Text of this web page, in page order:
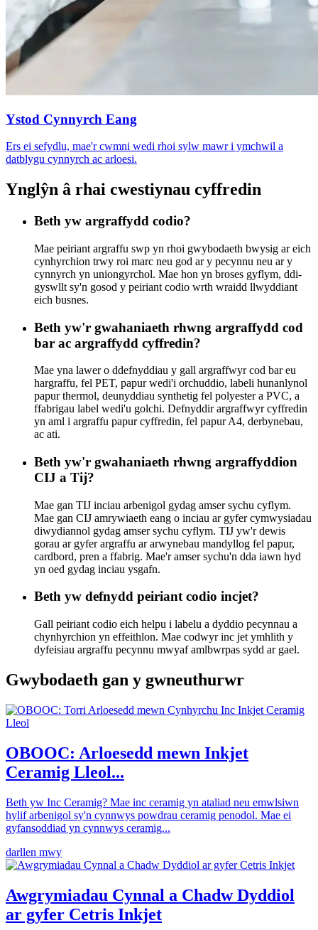
Ystod Cynnyrch Eang
Ers ei sefydlu, mae'r cwmni wedi rhoi sylw mawr i ymchwil a
datblygu cynnyrch ac arloesi.
Ynglŷn â rhai cwestiynau cyffredin
Beth yw argraffydd codio?
Mae peiriant argraffu swp yn rhoi gwybodaeth bwysig ar eich
cynhyrchion trwy roi marc neu god ar y pecynnu neu ar y
cynnyrch yn uniongyrchol. Mae hon yn broses gyflym, ddi-
gyswllt sy'n gosod y peiriant codio wrth wraidd llwyddiant
eich busnes.
Beth yw'r gwahaniaeth rhwng argraffydd cod
bar ac argraffydd cyffredin?
Mae yna lawer o ddefnyddiau y gall argraffwyr cod bar eu
hargraffu, fel PET, papur wedi'i orchuddio, labeli hunanlynol
papur thermol, deunyddiau synthetig fel polyester a PVC, a
ffabrigau label wedi'u golchi. Defnyddir argraffwyr cyffredin
yn aml i argraffu papur cyffredin, fel papur A4, derbynebau,
ac ati.
Beth yw'r gwahaniaeth rhwng argraffyddion
CIJ a Tij?
Mae gan TIJ inciau arbenigol gydag amser sychu cyflym.
Mae gan CIJ amrywiaeth eang o inciau ar gyfer cymwysiadau
diwydiannol gydag amser sychu cyflym. TIJ yw'r dewis
gorau ar gyfer argraffu ar arwynebau mandyllog fel papur,
cardbord, pren a ffabrig. Mae'r amser sychu'n dda iawn hyd
yn oed gydag inciau ysgafn.
Beth yw defnydd peiriant codio incjet?
Gall peiriant codio eich helpu i labelu a dyddio pecynnau a
chynhyrchion yn effeithlon. Mae codwyr inc jet ymhlith y
dyfeisiau argraffu pecynnu mwyaf amlbwrpas sydd ar gael.
Gwybodaeth gan y gwneuthurwr
OBOOC: Arloesedd mewn Inkjet
Ceramig Lleol...
Beth yw Inc Ceramig? Mae inc ceramig yn ataliad neu emwlsiwn
hylif arbenigol sy'n cynnwys powdrau ceramig penodol. Mae ei
gyfansoddiad yn cynnwys ceramig...
darllen mwy
Awgrymiadau Cynnal a Chadw Dyddiol
ar gyfer Cetris Inkjet